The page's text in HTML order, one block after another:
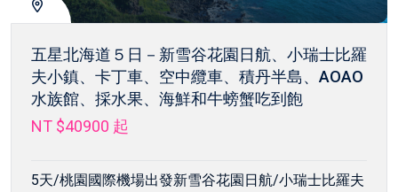
五星北海道５日－新雪谷花園日航、小瑞士比羅
夫小鎮、卡丁車、空中纜車、積丹半島、AOAO
水族館、採水果、海鮮和牛螃蟹吃到飽
NT $40900 起
5天/桃園國際機場出發新雪谷花園日航/小瑞士比羅夫